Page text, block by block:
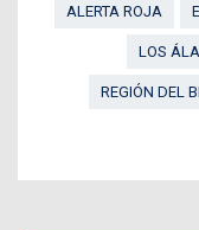
ALERTA ROJA
LOS
REGIÓN DEL